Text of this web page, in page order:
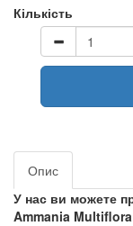
Кількість
Опис
У нас ви можете
Ammania Multiflora